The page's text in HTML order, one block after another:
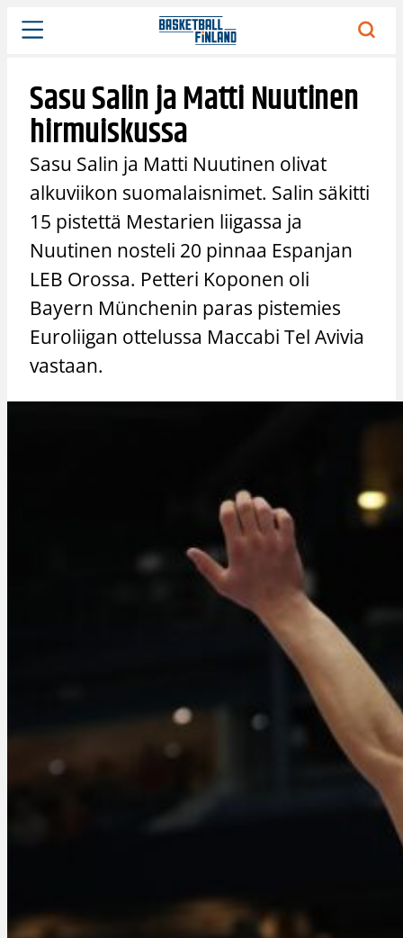
Siirry
sisältöön
Sasu Salin ja Matti Nuutinen
hirmuiskussa
Sasu Salin ja Matti Nuutinen olivat
alkuviikon suomalaisnimet. Salin säkitti
15 pistettä Mestarien liigassa ja
Nuutinen nosteli 20 pinnaa Espanjan
LEB Orossa. Petteri Koponen oli
Bayern Münchenin paras pistemies
Euroliigan ottelussa Maccabi Tel Avivia
vastaan.